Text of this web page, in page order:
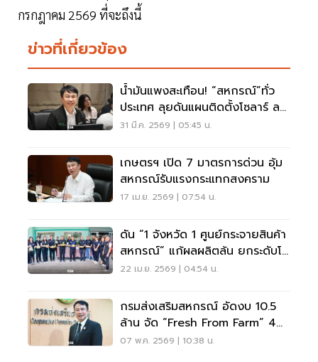
กรกฎาคม 2569 ที่จะถึงนี้
ข่าวที่เกี่ยวข้อง
น้ำมันแพงสะเทือน! “สหกรณ์”ทั่ว
ประเทศ ลุยดันแผนติดตั้งโซลาร์ ลด
ค่าใช้จ่ายสู้วิกฤต
31 มี.ค. 2569 | 05:45 น.
เกษตรฯ เปิด 7 มาตรการด่วน อุ้ม
สหกรณ์รับแรงกระแทกสงคราม
17 เม.ย. 2569 | 07:54 น.
ดัน “1 จังหวัด 1 ศูนย์กระจายสินค้า
สหกรณ์” แก้ผลผลิตล้น ยกระดับโล
จิสติกส์เกษตร
22 เม.ย. 2569 | 04:54 น.
กรมส่งเสริมสหกรณ์ อัดงบ 10.5
ล้าน จัด “Fresh From Farm” 4
ภาค กระตุ้นการบริโภค
07 พ.ค. 2569 | 10:38 น.